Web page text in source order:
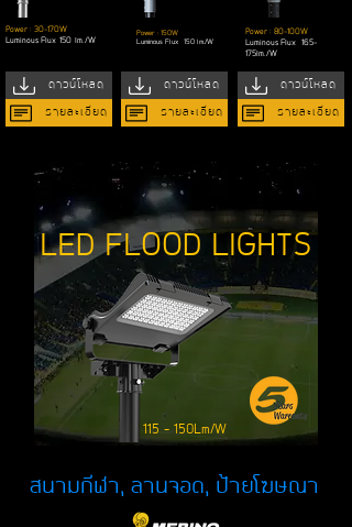
Power : 30-170W
Luminous Flux 150 lm./W
ดาวน์โหลด
รายละเอียด
Power : 150W
Luminous Flux 150 lm./W
ดาวน์โหลด
รายละเอียด
Power : 80-100W
Luminous Flux 165-
175 lm./W
ดาวน์โหลด
รายละเอียด
115 - 150Lm/W
LED FLOOD LIGHTS
สนามกีฬา, ลานจอด, ป้ายโฆษณา